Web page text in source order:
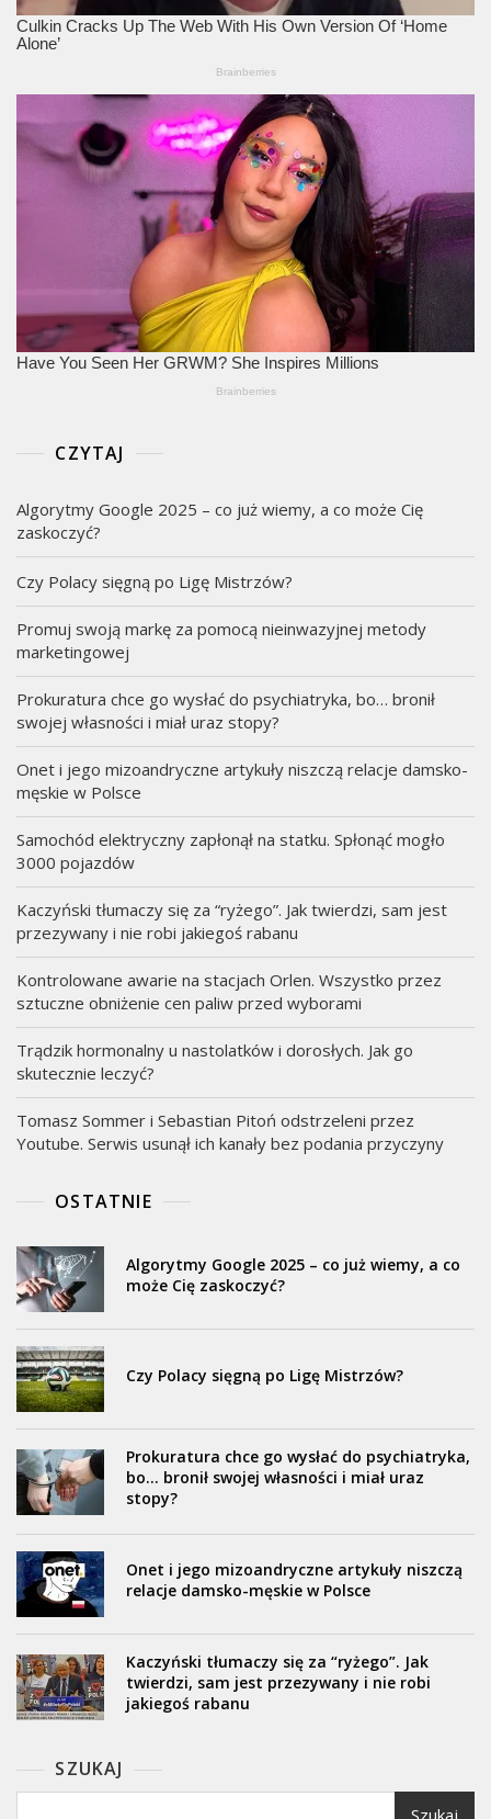
CZYTAJ
Algorytmy Google 2025 – co już wiemy, a co może Cię
zaskoczyć?
Czy Polacy sięgną po Ligę Mistrzów?
Promuj swoją markę za pomocą nieinwazyjnej metody
marketingowej
Prokuratura chce go wysłać do psychiatryka, bo… bronił
swojej własności i miał uraz stopy?
Onet i jego mizoandryczne artykuły niszczą relacje damsko-
męskie w Polsce
Samochód elektryczny zapłonął na statku. Spłonąć mogło
3000 pojazdów
Kaczyński tłumaczy się za “ryżego”. Jak twierdzi, sam jest
przezywany i nie robi jakiegoś rabanu
Kontrolowane awarie na stacjach Orlen. Wszystko przez
sztuczne obniżenie cen paliw przed wyborami
Trądzik hormonalny u nastolatków i dorosłych. Jak go
skutecznie leczyć?
Tomasz Sommer i Sebastian Pitoń odstrzeleni przez
Youtube. Serwis usunął ich kanały bez podania przyczyny
OSTATNIE
Algorytmy Google 2025 – co już wiemy, a co
może Cię zaskoczyć?
Czy Polacy sięgną po Ligę Mistrzów?
Prokuratura chce go wysłać do psychiatryka,
bo… bronił swojej własności i miał uraz
stopy?
Onet i jego mizoandryczne artykuły niszczą
relacje damsko-męskie w Polsce
Kaczyński tłumaczy się za “ryżego”. Jak
twierdzi, sam jest przezywany i nie robi
jakiegoś rabanu
SZUKAJ
Szukaj